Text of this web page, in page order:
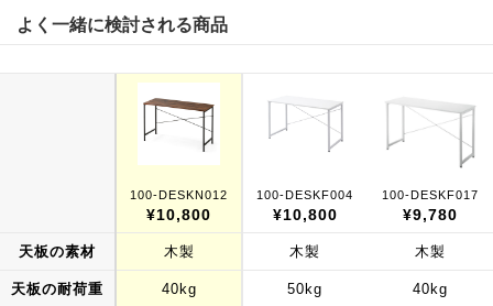
よく一緒に検討される商品
天板の素材
天板の耐荷重
100-DESKN012
¥10,800
木製
40kg
100-DESKF004
¥10,800
木製
50kg
100-DESKF017
¥9,780
木製
40kg